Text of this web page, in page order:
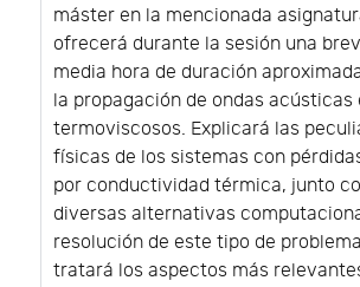
máster en la mencionada
ofrecerá durante la sesión una
media hora de duración
la propagación de ondas acústicas
termoviscosos. Explicará las
físicas de los sistemas con
por conductividad térmica, junto
diversas alternativas
resolución de este tipo de
tratará los aspectos más